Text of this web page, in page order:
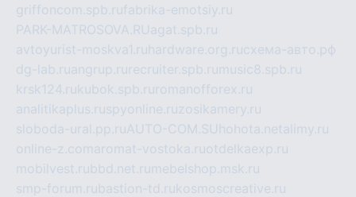
griffoncom.spb.rufabrika-emotsiy.ru
PARK-MATROSOVA.RUagat.spb.ru
avtoyurist-moskva1.ru hardware.org.ruсхема-авто.рф
dg-lab.ruangrup.ru recruiter.spb.ru music8.spb.ru
krsk124.rukubok.spb.ru romanofforex.ru
analitikaplus.ruspyonline.ruzosikamery.ru
sloboda-ural.pp.ruAUTO-COM.SU hohota.net alimy.ru
online-z.comaromat-vostoka.ruotdelkaexp.ru
mobilvest.rubbd.net.ru mebelshop.msk.ru
smp-forum.rubastion-td.rukosmoscreative.ru